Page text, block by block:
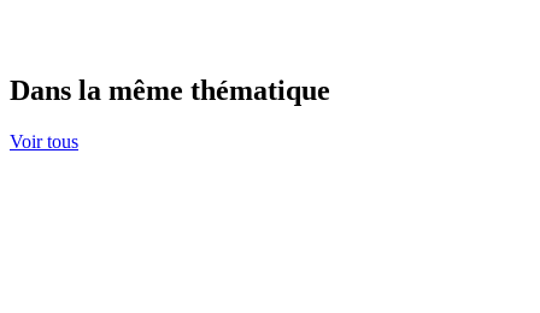
Dans la même thématique
Voir tous